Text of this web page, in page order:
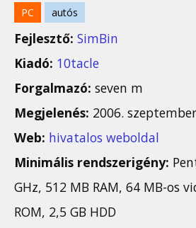
PC autós
Fejlesztő: SimBin
Kiadó: 10tacle
Forgalmazó: seven m
Megjelenés: 2006. szeptember
Web: hivatalos weboldal
Minimális rendszerigény:
GHz, 512 MB RAM, 64 MB-os
ROM, 2,5 GB HDD